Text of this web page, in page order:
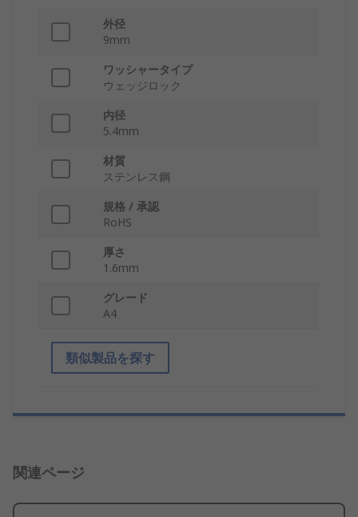
外径
9mm
ワッシャータイプ
ウェッジロック
内径
5.4mm
材質
ステンレス鋼
規格 / 承認
RoHS
厚さ
1.6mm
グレード
A4
類似製品を探す
関連ページ